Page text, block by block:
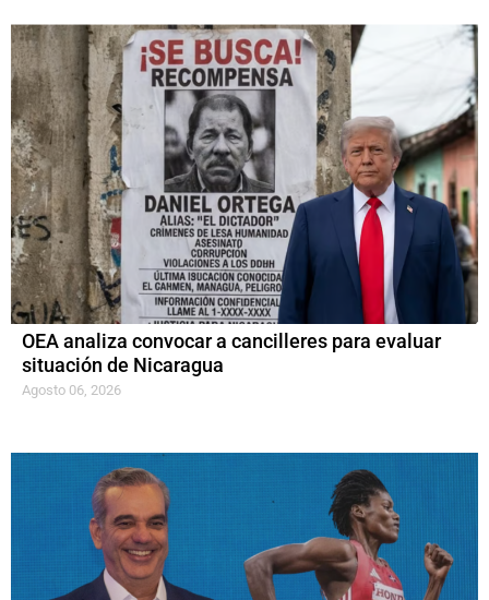
OEA analiza convocar a cancilleres para evaluar
situación de Nicaragua
Agosto 06, 2026